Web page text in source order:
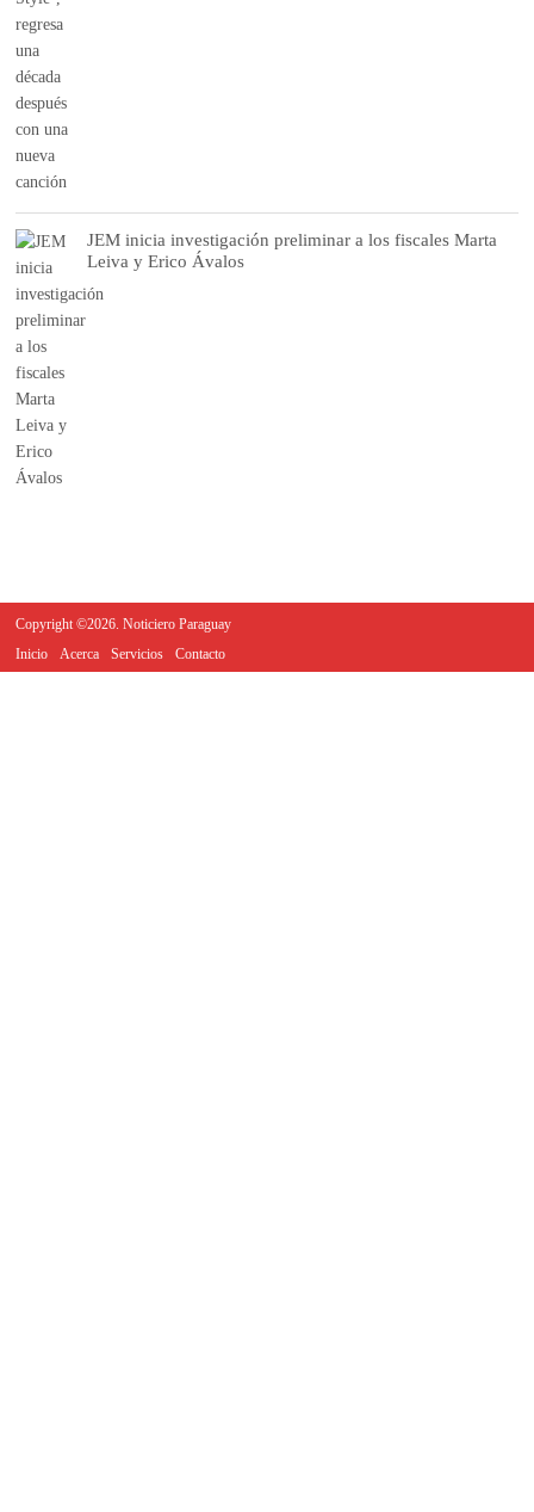
JEM inicia investigación preliminar a los fiscales Marta
Leiva y Erico Ávalos
Copyright ©2026. Noticiero Paraguay
Inicio
Acerca Servicios Contacto